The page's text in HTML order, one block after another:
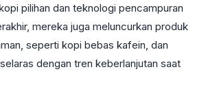
pilihan dan teknologi pencampuran
mereka juga meluncurkan produk
seperti kopi bebas kafein, dan
dengan tren keberlanjutan saat